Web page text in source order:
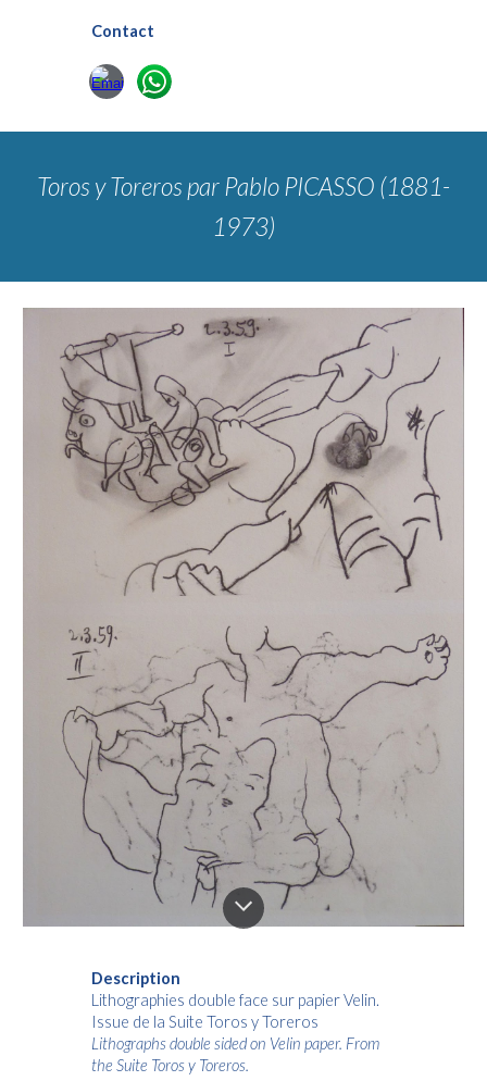
Contact
Toros y Torerospar Pablo PICASSO (1881-
1973)
Description
Lithographies double face sur papier Velin.
Issue de la Suite Toros y Toreros
Lithographs double sided on Velin paper. From
the Suite Toros y Toreros.